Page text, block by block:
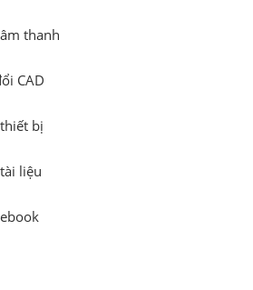
thanh
CAD
bị
liệu